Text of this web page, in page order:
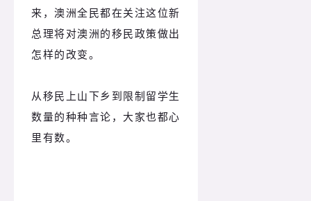
来，澳洲全民都在关注这位新
总理将对澳洲的移民政策做出
怎样的改变。
从移民上山下乡到限制留学生
数量的种种言论，大家也都心
里有数。